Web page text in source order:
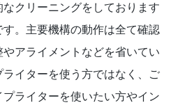
クリーニングをしております
。主要機構の動作は全て確認
アライメントなどを省いてい
ライターを使う方ではなく、ご
ライターを使いたい方やイン